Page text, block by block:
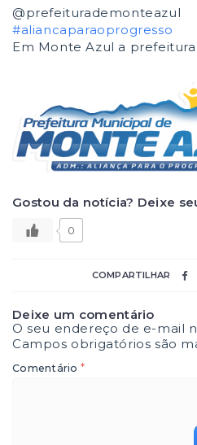
@prefeiturademonteazul
#aliancaparaoprogresso
Em Monte Azul a prefeitura
Gostou da notícia? Deixe
0
COMPARTILHAR
Deixe um comentário
O seu endereço de e-mail
Campos obrigatórios são
Comentário *